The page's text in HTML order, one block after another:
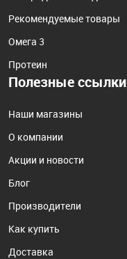
Рекомендуемые товары
Омега 3
Протеин
Полезные ссылки
Наши магазины
О компании
Акции и новости
Блог
Производители
Как купить
Доставка